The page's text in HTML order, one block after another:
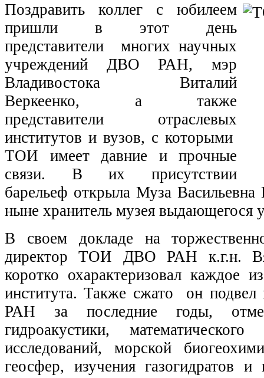
Поздравить коллег с юбилеем
пришли в этот день
представители многих научных
учреждений ДВО РАН, мэр
Владивостока Виталий
Веркеенко, а также
представители отраслевых
институтов и вузов, с которыми
ТОИ имеет давние и прочные
связи. В их присутствии
барельеф открыла Муза
ныне хранитель музея выдающегося
В своем докладе на
директор ТОИ ДВО РАН к.г.н.
коротко охарактеризовал каждое
института. Также сжато он
РАН за последние годы,
гидроакустики,
исследований, морской
геосфер, изучения газогидратов